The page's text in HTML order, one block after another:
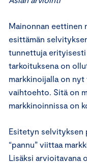
Mainonnan eettinen
esittämän
tunnettuja erityisesti
tarkoituksena on
markkinoijalla on
vaihtoehto. Sitä on
markkinoinnissa on
Esitetyn selvityksen
“pannu” viittaa
Lisäksi arvioitavana